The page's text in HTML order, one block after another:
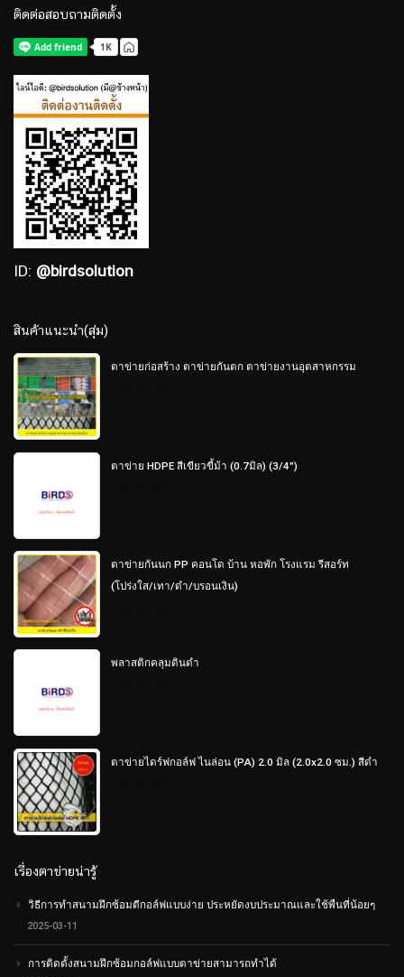
ติดต่อสอบถามติดตั้ง
ID: @birdsolution
สินค้าแนะนำ(สุ่ม)
ตาข่ายก่อสร้าง ตาข่ายกันตก ตาข่ายงานอุตสาหกรรม
ตาข่าย HDPE สีเขียวขี้ม้า (0.7มิล) (3/4")
ตาข่ายกันนก PP คอนโด บ้าน หอพัก โรงแรม รีสอร์ท
(โปร่งใส/เทา/ดำ/บรอนเงิน)
พลาสติกคลุมดินดำ
ตาข่ายไดร์ฟกอล์ฟ ไนล่อน (PA) 2.0 มิล (2.0x2.0 ซม.) สีดำ
เรื่องตาข่ายน่ารู้
วิธีการทำสนามฝึกซ้อมตีกอล์ฟแบบง่าย ประหยัดงบประมาณและใช้พืนที่น้อยๆ
2025-03-11
การติดตั้งสนามฝึกซ้อมกอล์ฟแบบตาข่ายสามารถทำได้